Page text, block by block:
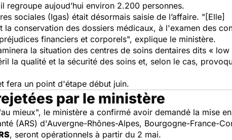
aujoud’hui environ 2.200 personnes.
sociales (Igas) était désormais saisie de l’affaire. "[Elle]
conservation des dossiers médicaux, à l'examen des
financiers et corporels", explique le ministère.
la situation des centres de soins dentaires dits « low
la qualité et la sécurité des soins et, selon le cas,
fera un point d'étape début juin.
par le ministère
mieux", le ministère a confirmé avoir demandé la mise
(ARS) d'Auvergne-Rhônes-Alpes, Bourgogne-France-
, seront opérationnels à partir du 2 mai.